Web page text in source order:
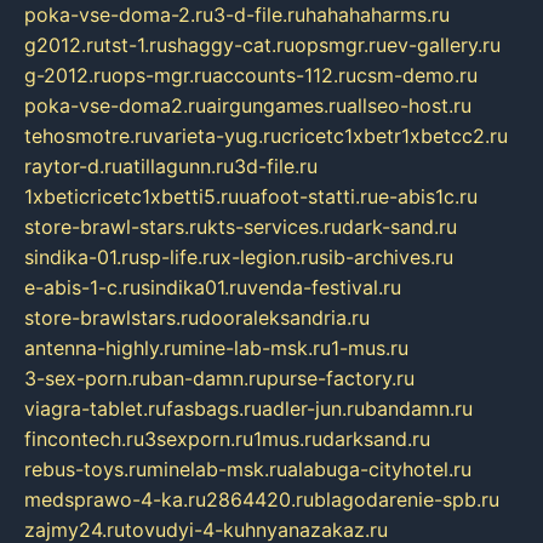
poka-vse-doma-2.ru3-d-file.ruhahahaharms.ru
g2012.rutst-1.rushaggy-cat.ruopsmgr.ruev-gallery.ru
g-2012.ruops-mgr.ruaccounts-112.rucsm-demo.ru
poka-vse-doma2.ruairgungames.ruallseo-host.ru
tehosmotre.ruvarieta-yug.rucricetc1xbetr1xbetcc2.ru
raytor-d.ruatillagunn.ru3d-file.ru
1xbeticricetc1xbetti5.ruuafoot-statti.rue-abis1c.ru
store-brawl-stars.rukts-services.rudark-sand.ru
sindika-01.rusp-life.rux-legion.rusib-archives.ru
e-abis-1-c.rusindika01.ruvenda-festival.ru
store-brawlstars.rudooraleksandria.ru
antenna-highly.rumine-lab-msk.ru1-mus.ru
3-sex-porn.ruban-damn.rupurse-factory.ru
viagra-tablet.rufasbags.ruadler-jun.rubandamn.ru
fincontech.ru3sexporn.ru1mus.rudarksand.ru
rebus-toys.ruminelab-msk.rualabuga-cityhotel.ru
medsprawo-4-ka.ru2864420.rublagodarenie-spb.ru
zajmy24.rutovudyi-4-kuhnyanazakaz.ru